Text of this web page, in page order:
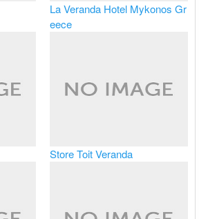
La Veranda Hotel Mykonos Gr
eece
Store Toit Veranda